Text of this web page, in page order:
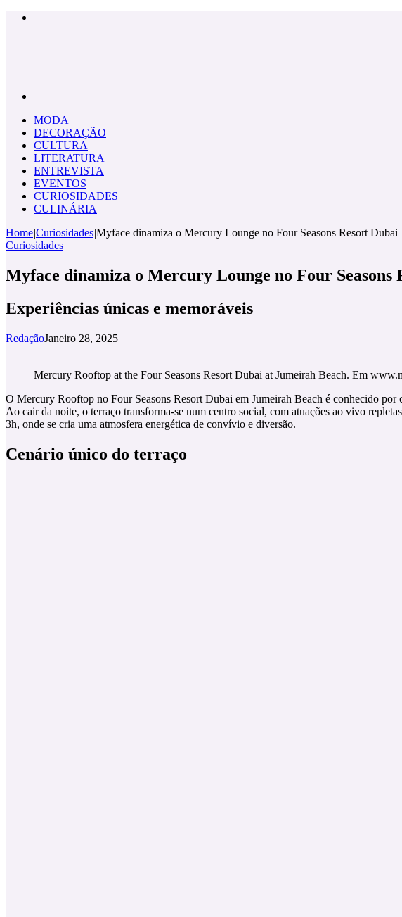
MODA
DECORAÇÃO
CULTURA
LITERATURA
ENTREVISTA
EVENTOS
CURIOSIDADES
CULINÁRIA
Home|Curiosidades|Myface dinamiza o Mercury Lounge no Four Seasons Resort Dubai
Curiosidades
Myface dinamiza o Mercury Lounge no Four Seasons
Experiências únicas e memoráveis
RedaçãoJaneiro 28, 2025
Mercury Rooftop at the Four Seasons Resort Dubai at Jumeirah Beach. Em
O Mercury Rooftop no Four Seasons Resort Dubai em Jumeirah Beach é conhecido
Ao cair da noite, o terraço transforma-se num centro social, com atuações ao vivo
3h, onde se cria uma atmosfera energética de convívio e diversão.
Cenário único do terraço